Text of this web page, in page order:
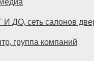
ДО, сеть салонов
группа компаний